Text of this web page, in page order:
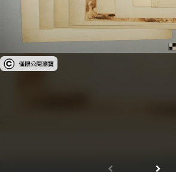
受著作權法保護-僅限於本平台有限度公開瀏覽